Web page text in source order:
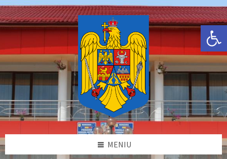
Deschide bara de unelte
Skip
to
content
Skip
to
left
sidebar
Skip
to
right
sidebar
Skip
to
footer
MENIU